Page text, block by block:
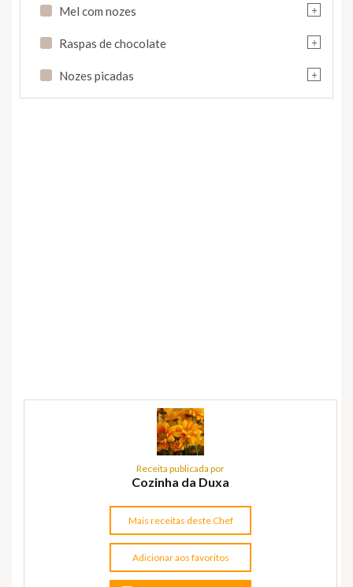
+
Mel com nozes
+
Raspas de chocolate
+
Nozes picadas
Receita publicada por
Cozinha da Duxa
Mais receitas deste Chef
Adicionar aos favoritos